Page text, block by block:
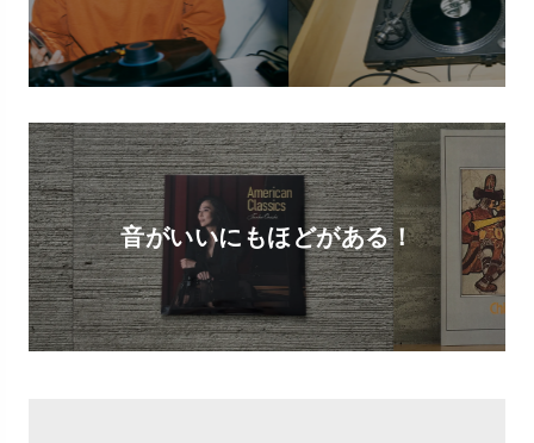
音がいいにもほどがある！